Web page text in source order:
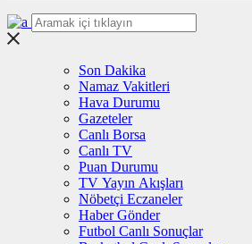
Son Dakika
Namaz Vakitleri
Hava Durumu
Gazeteler
Canlı Borsa
Canlı TV
Puan Durumu
TV Yayın Akışları
Nöbetçi Eczaneler
Haber Gönder
Futbol Canlı Sonuçlar